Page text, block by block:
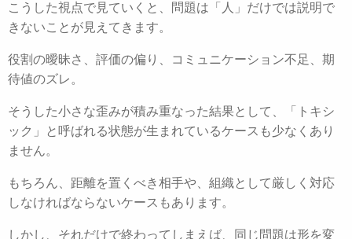
こうした視点で見ていくと、問題は「人」だけでは説明で
きないことが見えてきます。
役割の曖昧さ、評価の偏り、コミュニケーション不足、期
待値のズレ。
そうした小さな歪みが積み重なった結果として、「トキシ
ック」と呼ばれる状態が生まれているケースも少なくあり
ません。
もちろん、距離を置くべき相手や、組織として厳しく対応
しなければならないケースもあります。
しかし、それだけで終わってしまえば、同じ問題は形を変